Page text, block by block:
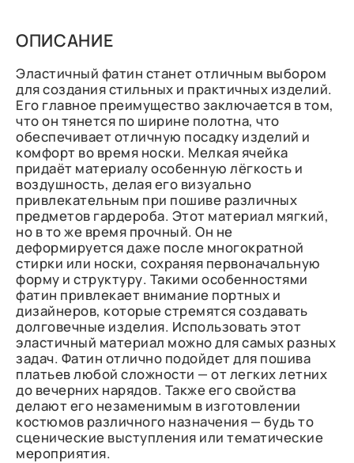
ОПИСАНИЕ
Эластичный фатин станет отличным выбором
для создания стильных и практичных изделий.
Его главное преимущество заключается в том,
что он тянется по ширине полотна, что
обеспечивает отличную посадку изделий и
комфорт во время носки. Мелкая ячейка
придаёт материалу особенную лёгкость и
воздушность, делая его визуально
привлекательным при пошиве различных
предметов гардероба. Этот материал мягкий,
но в то же время прочный. Он не
деформируется даже после многократной
стирки или носки, сохраняя первоначальную
форму и структуру. Такими особенностями
фатин привлекает внимание портных и
дизайнеров, которые стремятся создавать
долговечные изделия. Использовать этот
эластичный материал можно для самых разных
задач. Фатин отлично подойдет для пошива
платьев любой сложности — от легких летних
до вечерних нарядов. Также его свойства
делают его незаменимым в изготовлении
костюмов различного назначения — будь то
сценические выступления или тематические
мероприятия.